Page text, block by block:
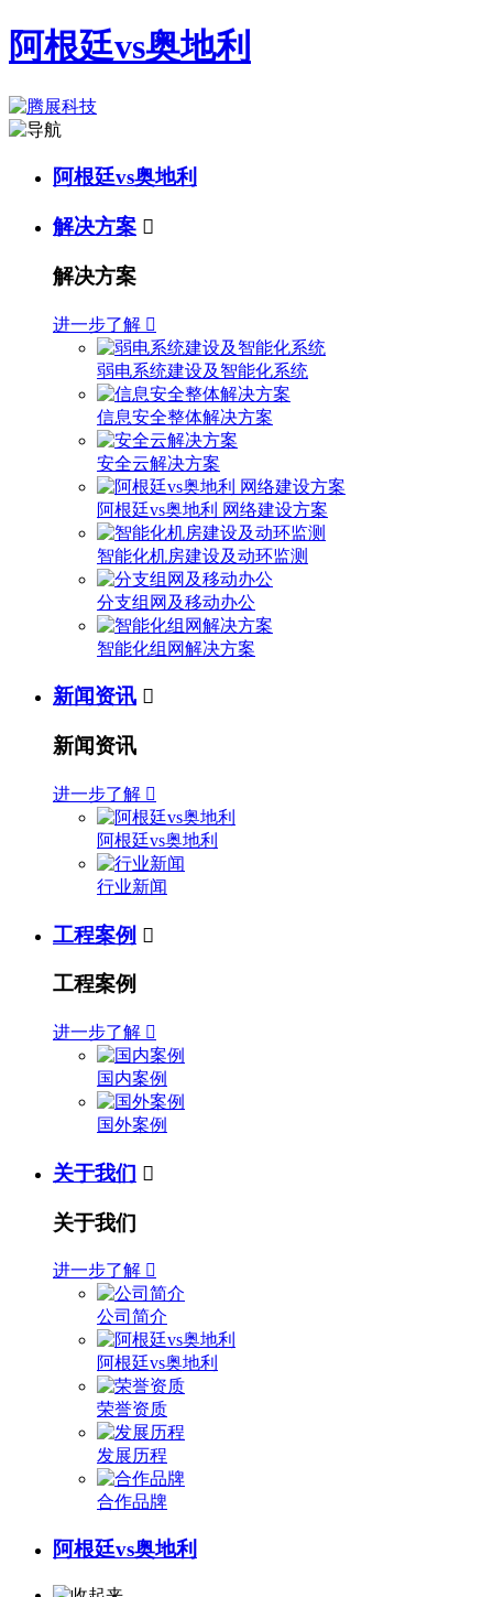
阿根廷vs奥地利
阿根廷vs奥地利
解决方案 
解决方案
进一步了解 
弱电系统建设及智能化系统
信息安全整体解决方案
安全云解决方案
阿根廷vs奥地利 网络建设方案
智能化机房建设及动环监测
分支组网及移动办公
智能化组网解决方案
新闻资讯 
新闻资讯
进一步了解 
阿根廷vs奥地利
行业新闻
工程案例 
工程案例
进一步了解 
国内案例
国外案例
关于我们 
关于我们
进一步了解 
公司简介
阿根廷vs奥地利
荣誉资质
发展历程
合作品牌
阿根廷vs奥地利